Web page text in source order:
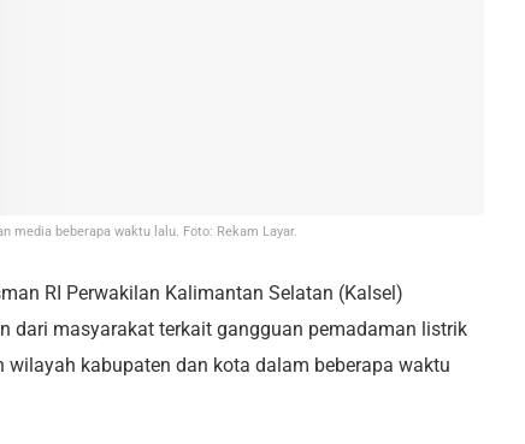
media beberapa waktu lalu. Foto: Rekam Layar.
RI Perwakilan Kalimantan Selatan (Kalsel)
dari masyarakat terkait gangguan pemadaman listrik
kabupaten dan kota dalam beberapa waktu